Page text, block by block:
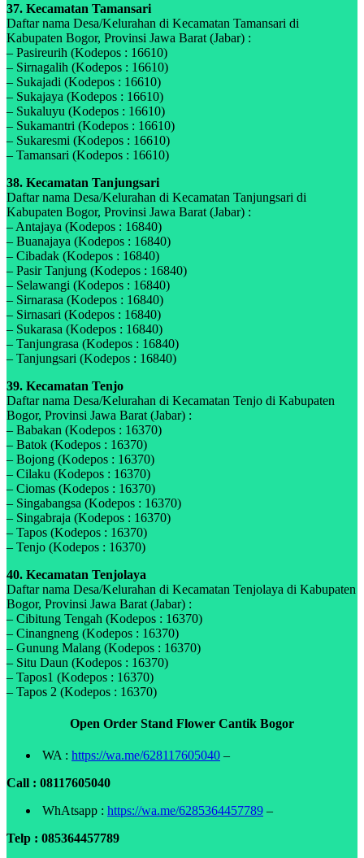
37. Kecamatan Tamansari
Daftar nama Desa/Kelurahan di Kecamatan Tamansari di
Kabupaten Bogor, Provinsi Jawa Barat (Jabar) :
– Pasireurih (Kodepos : 16610)
– Sirnagalih (Kodepos : 16610)
– Sukajadi (Kodepos : 16610)
– Sukajaya (Kodepos : 16610)
– Sukaluyu (Kodepos : 16610)
– Sukamantri (Kodepos : 16610)
– Sukaresmi (Kodepos : 16610)
– Tamansari (Kodepos : 16610)
38. Kecamatan Tanjungsari
Daftar nama Desa/Kelurahan di Kecamatan Tanjungsari di
Kabupaten Bogor, Provinsi Jawa Barat (Jabar) :
– Antajaya (Kodepos : 16840)
– Buanajaya (Kodepos : 16840)
– Cibadak (Kodepos : 16840)
– Pasir Tanjung (Kodepos : 16840)
– Selawangi (Kodepos : 16840)
– Sirnarasa (Kodepos : 16840)
– Sirnasari (Kodepos : 16840)
– Sukarasa (Kodepos : 16840)
– Tanjungrasa (Kodepos : 16840)
– Tanjungsari (Kodepos : 16840)
39. Kecamatan Tenjo
Daftar nama Desa/Kelurahan di Kecamatan Tenjo di Kabupaten
Bogor, Provinsi Jawa Barat (Jabar) :
– Babakan (Kodepos : 16370)
– Batok (Kodepos : 16370)
– Bojong (Kodepos : 16370)
– Cilaku (Kodepos : 16370)
– Ciomas (Kodepos : 16370)
– Singabangsa (Kodepos : 16370)
– Singabraja (Kodepos : 16370)
– Tapos (Kodepos : 16370)
– Tenjo (Kodepos : 16370)
40. Kecamatan Tenjolaya
Daftar nama Desa/Kelurahan di Kecamatan Tenjolaya di Kabupaten
Bogor, Provinsi Jawa Barat (Jabar) :
– Cibitung Tengah (Kodepos : 16370)
– Cinangneng (Kodepos : 16370)
– Gunung Malang (Kodepos : 16370)
– Situ Daun (Kodepos : 16370)
– Tapos1 (Kodepos : 16370)
– Tapos 2 (Kodepos : 16370)
Open Order Stand Flower Cantik Bogor
WA : https://wa.me/628117605040 –
Call : 08117605040
WhAtsapp : https://wa.me/6285364457789 –
Telp : 085364457789